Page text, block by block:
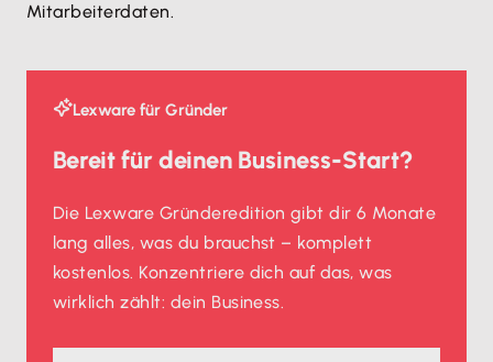
Mitarbeiterdaten.
Lexware für Gründer
Bereit für deinen Business-Start?
Die Lexware Gründeredition gibt dir 6 Monate
lang alles, was du brauchst – komplett
kostenlos. Konzentriere dich auf das, was
wirklich zählt: dein Business.